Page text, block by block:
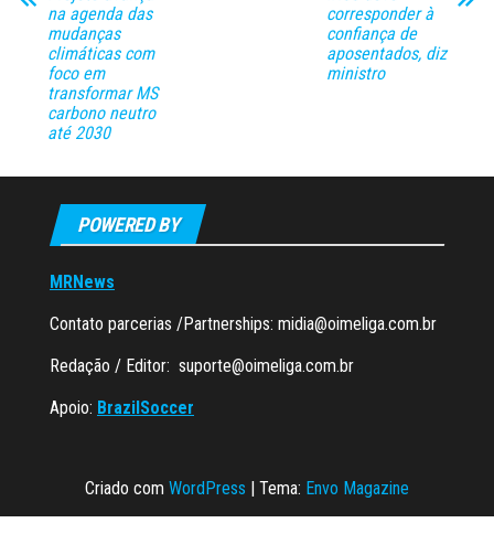
na agenda das
mudanças
climáticas com
foco em
transformar MS
carbono neutro
até 2030
corresponder à
confiança de
aposentados, diz
ministro
POWERED BY
MRNews
Contato parcerias /Partnerships: midia@oimeliga.com.br
Redação / Editor: suporte@oimeliga.com.br
Apoio: BrazilSoccer
Criado com WordPress Tema: Envo Magazine